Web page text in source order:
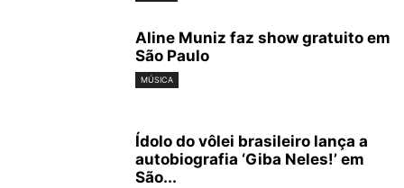
Aline Muniz faz show gratuito em
São Paulo
MÚSICA
Ídolo do vôlei brasileiro lança a
autobiografia ‘Giba Neles!’ em
São...